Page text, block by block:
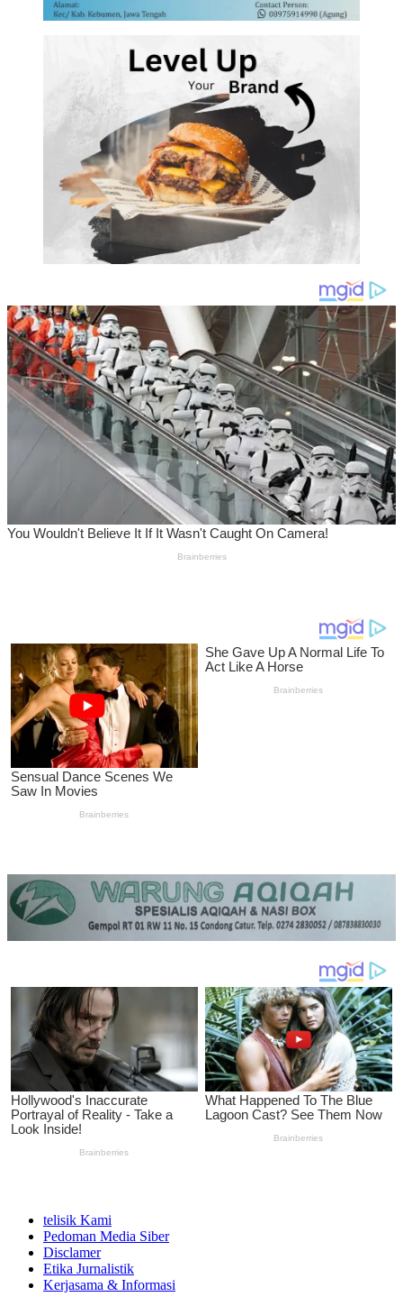
telisik Kami
Pedoman Media Siber
Disclamer
Etika Jurnalistik
Kerjasama & Informasi